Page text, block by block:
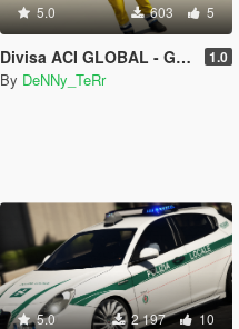
5.0 603 5
Divisa ACI GLOBAL - Giacca - [EUP] 1.0
By DeNNy_TeRr
5.0 2 197 10